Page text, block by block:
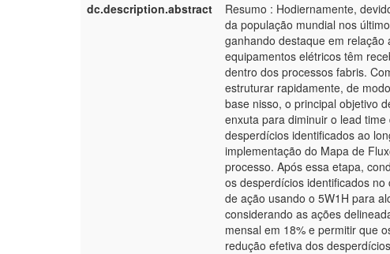
dc.description.abstract
Resumo : Hodiernamente,
da população mundial nos
ganhando destaque em
equipamentos elétricos têm
dentro dos processos fabris.
estruturar rapidamente, de
base nisso, o principal objetivo
enxuta para diminuir o lead
desperdícios identificados ao
implementação do Mapa de
processo. Após essa etapa,
os desperdícios identificados
de ação usando o 5W1H para
considerando as ações
mensal em 18% e permitir que
redução efetiva dos desperdícios